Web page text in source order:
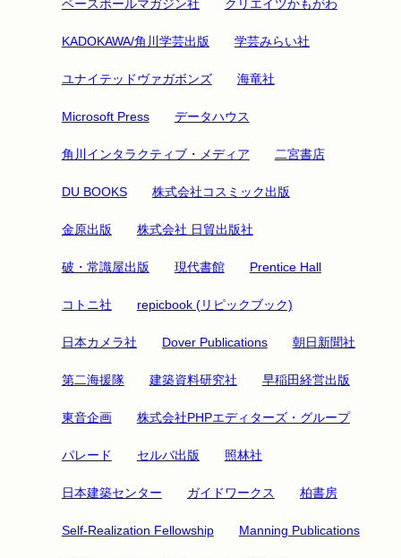
ベースボールマガジン社 クリエイツかもがわ
KADOKAWA/角川学芸出版 学芸みらい社
ユナイテッドヴァガボンズ 海竜社
Microsoft Press データハウス
角川インタラクティブ・メディア 二宮書店
DU BOOKS 株式会社コスミック出版
金原出版 株式会社 日貿出版社
破・常識屋出版 現代書館 Prentice Hall
コトニ社 repicbook (リピックブック)
日本カメラ社 Dover Publications 朝日新聞社
第二海援隊 建築資料研究社 早稲田経営出版
東音企画 株式会社PHPエディターズ・グループ
パレード セルバ出版 照林社
日本建築センター ガイドワークス 柏書房
Self-Realization Fellowship Manning Publications